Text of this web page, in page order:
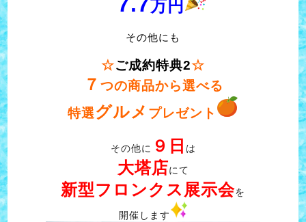
万円
その他にも
☆ご成約特典2☆
７ つの商品から選べる
特選グルメ プレゼント
その他に ９日 は
大塔店にて
新型フロンクス展示会を
開催します